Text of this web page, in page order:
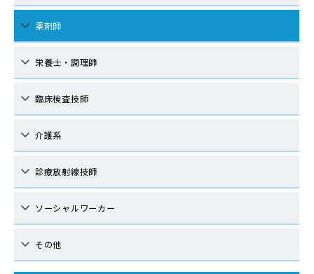
薬剤師
栄養士・調理師
臨床検査技師
介護系
診療放射線技師
ソーシャルワーカー
その他